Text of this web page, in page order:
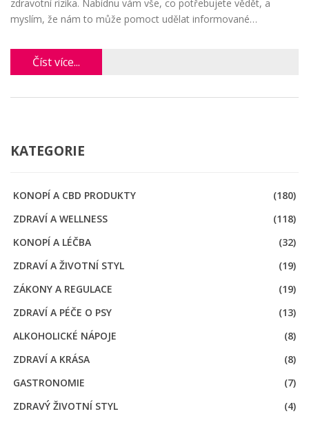
zdravotní rizika. Nabídnu vám vše, co potřebujete vědět, a
myslím, že nám to může pomoct udělat informované
Číst více...
KATEGORIE
KONOPÍ A CBD PRODUKTY
(180)
ZDRAVÍ A WELLNESS
(118)
KONOPÍ A LÉČBA
(32)
ZDRAVÍ A ŽIVOTNÍ STYL
(19)
ZÁKONY A REGULACE
(19)
ZDRAVÍ A PÉČE O PSY
(13)
ALKOHOLICKÉ NÁPOJE
(8)
ZDRAVÍ A KRÁSA
(8)
GASTRONOMIE
(7)
ZDRAVÝ ŽIVOTNÍ STYL
(4)